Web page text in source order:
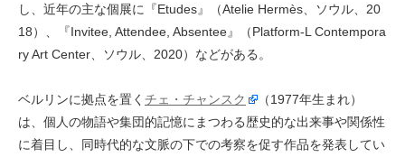
し、近年の主な個展に『Etudes』（Atelie Hermès、ソウル、20
18）、『Invitee, Attendee, Absentee』（Platform-L Contempora
ry Art Center、ソウル、2020）などがある。
ベルリンに拠点を置く チェ・チャンスク
（1977年生まれ）
は、個人の物語や集団的記憶にまつわる歴史的な出来事や関係性
に着目し、同時代的な文脈の下での考察を促す作品を発表してい